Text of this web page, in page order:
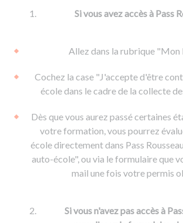
Passer l'ETM
Permis voiture
Permis remorque
Permis & handicap
d'apprentissage
De la conduite en voiture
De la conduite à moto
Voir tous les supports
Formations pro.
Permis poids lourd
Formation FCO
Formation CACES
Devenir enseignant de la
Ressources
Si vous avez accès à Pass
Allez dans la rubrique "Mon
Cochez la case "J'accepte d'être
école dans le cadre de la collecte
Dès que vous aurez passé certaines
votre formation, vous pourrez
école directement dans Pass
auto-école", ou via le formulaire que
mail une fois votre permis
Si vous n'avez pas accès à